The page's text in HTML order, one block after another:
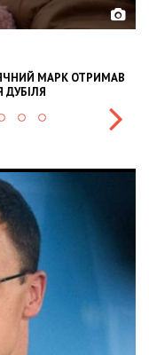
МАРК ОТРИМАВ
ДУБІЛЯ